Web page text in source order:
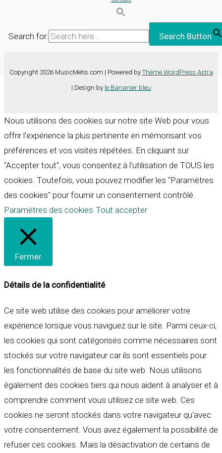
Search for: Search Button
Copyright 2026 MusicMetis.com | Powered by Thème WordPress Astra
| Design by le Bananier bleu
Nous utilisons des cookies sur notre site Web pour vous
offrir l'expérience la plus pertinente en mémorisant vos
préférences et vos visites répétées. En cliquant sur
"Accepter tout", vous consentez à l'utilisation de TOUS les
cookies. Toutefois, vous pouvez modifier les "Paramètres
des cookies" pour fournir un consentement contrôlé.
Paramètres des cookies Tout accepter
Fermer
Détails de la confidentialité
Ce site web utilise des cookies pour améliorer votre
expérience lorsque vous naviguez sur le site. Parmi ceux-ci,
les cookies qui sont catégorisés comme nécessaires sont
stockés sur votre navigateur car ils sont essentiels pour
les fonctionnalités de base du site web. Nous utilisons
également des cookies tiers qui nous aident à analyser et à
comprendre comment vous utilisez ce site web. Ces
cookies ne seront stockés dans votre navigateur qu'avec
votre consentement. Vous avez également la possibilité de
refuser ces cookies. Mais la désactivation de certains de